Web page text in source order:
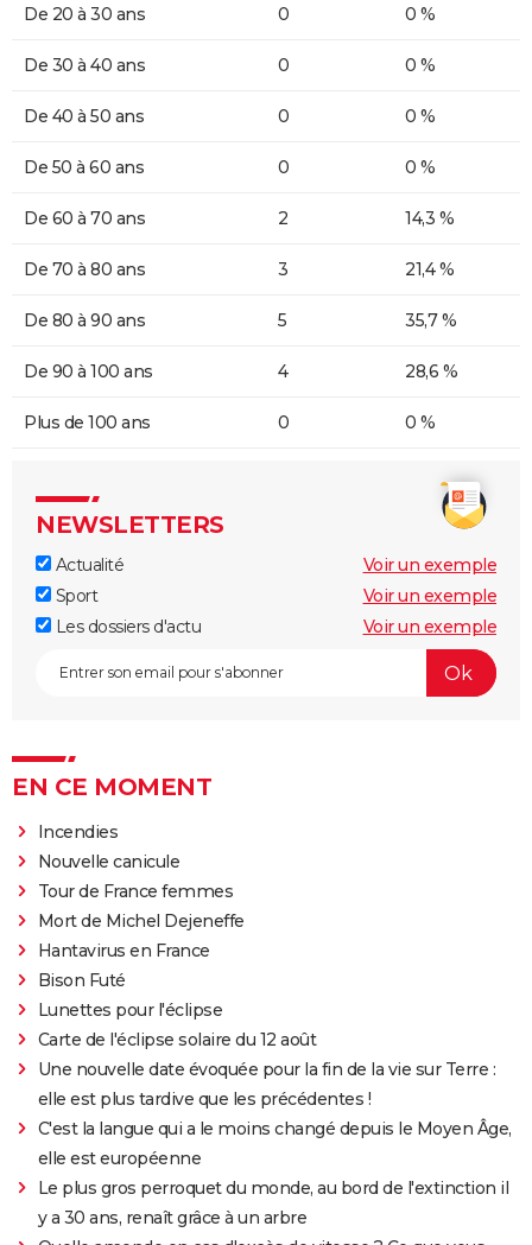
De 20 à 30 ans 0 0 %
De 30 à 40 ans 0 0 %
De 40 à 50 ans 0 0 %
De 50 à 60 ans 0 0 %
De 60 à 70 ans 2 14,3 %
De 70 à 80 ans 3 21,4 %
De 80 à 90 ans 5 35,7 %
De 90 à 100 ans 4 28,6 %
Plus de 100 ans 0 0 %
NEWSLETTERS
Actualité
Voir un exemple
Sport
Voir un exemple
Les dossiers d'actu
Voir un exemple
EN CE MOMENT
Incendies
Nouvelle canicule
Tour de France femmes
Mort de Michel Dejeneffe
Hantavirus en France
Bison Futé
Lunettes pour l'éclipse
Carte de l'éclipse solaire du 12 août
Une nouvelle date évoquée pour la fin de la vie sur Terre :
elle est plus tardive que les précédentes !
C'est la langue qui a le moins changé depuis le Moyen Âge,
elle est européenne
Le plus gros perroquet du monde, au bord de l'extinction il
y a 30 ans, renaît grâce à un arbre